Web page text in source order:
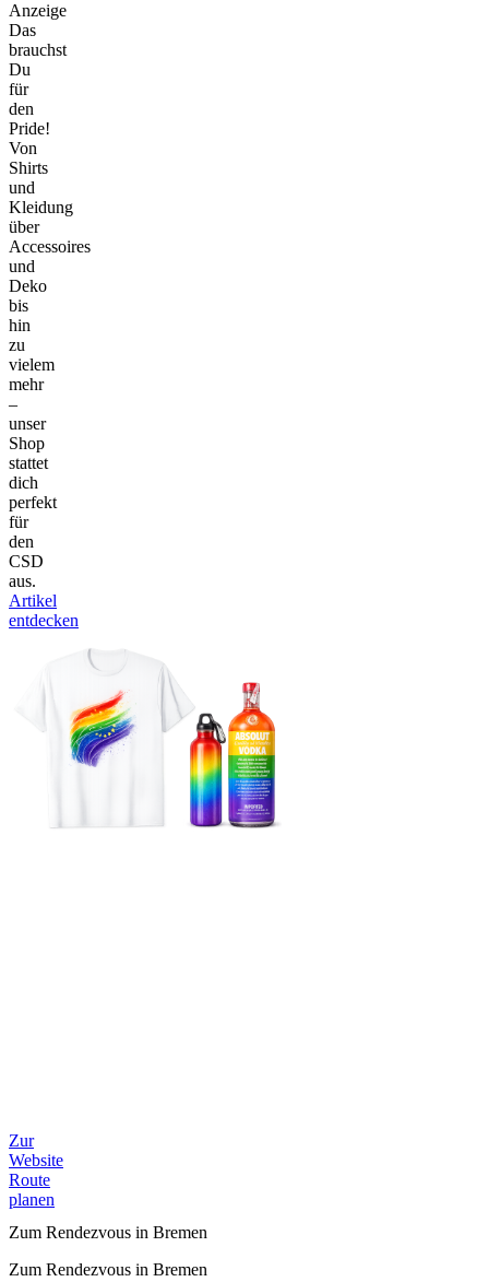
Anzeige
Das
brauchst
Du
für
den
Pride!
Von
Shirts
und
Kleidung
über
Accessoires
und
Deko
bis
hin
zu
vielem
mehr
–
unser
Shop
stattet
dich
perfekt
für
den
CSD
aus.
Artikel
entdecken
Zur
Website
Route
planen
Zum Rendezvous in Bremen
Zum Rendezvous in Bremen